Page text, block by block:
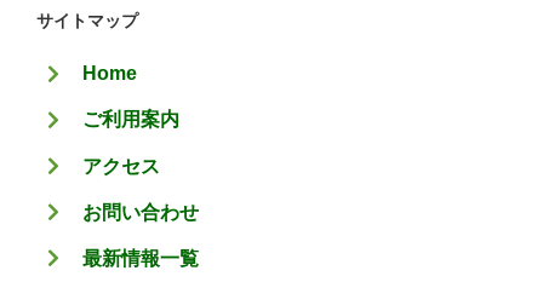
ゴ
ー
サイトマップ
Home
ご利用案内
アクセス
お問い合わせ
最新情報一覧